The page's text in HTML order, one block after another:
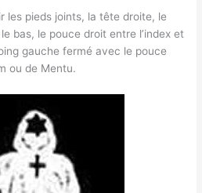
les pieds joints, la tête droite, le
bas, le pouce droit entre l’index et
gauche fermé avec le pouce
ou de Mentu.